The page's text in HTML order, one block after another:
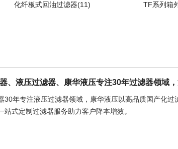
化纤板式回油过滤器(11) TF系列箱
、液压过滤器、康华液压专注30年过滤器领域
30年专注液压过滤器领域，康华液压以高品质国产化
站式定制过滤器服务助力客户降本增效。